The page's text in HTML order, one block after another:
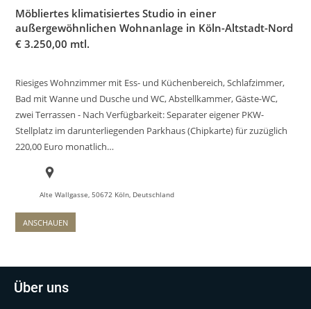
Möbliertes klimatisiertes Studio in einer
außergewöhnlichen Wohnanlage in Köln-Altstadt-Nord
€ 3.250,00 mtl.
Riesiges Wohnzimmer mit Ess- und Küchenbereich, Schlafzimmer,
Bad mit Wanne und Dusche und WC, Abstellkammer, Gäste-WC,
zwei Terrassen - Nach Verfügbarkeit: Separater eigener PKW-
Stellplatz im darunterliegenden Parkhaus (Chipkarte) für zuzüglich
220,00 Euro monatlich…
Alte Wallgasse, 50672 Köln, Deutschland
ANSCHAUEN
Über uns